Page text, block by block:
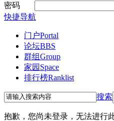
密码
快捷导航
门户Portal
论坛BBS
群组Group
家园 Space
排行榜Ranklist
搜索
抱歉，您尚未登录，无法进行